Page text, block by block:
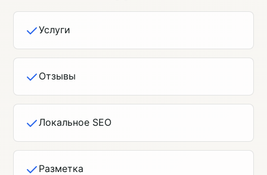
Услуги
Отзывы
Локальное SEO
Разметка